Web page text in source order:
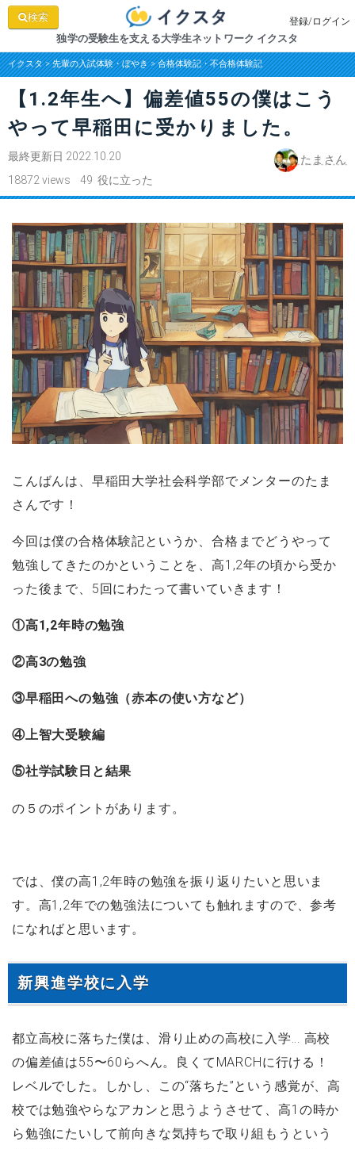
検索 登録/ログイン
独学の受験生を支える大学生ネットワーク イクスタ
イクスタ>先輩の入試体験・ぼやき>合格体験記・不合格体験記
【1.2年生へ】偏差値55の僕はこう
やって早稲田に受かりました。
最終更新日 2022.10.20
たまさん
18872 views 49 役に立った
こんばんは、早稲田大学社会科学部でメンターのたま
さんです！
今回は僕の合格体験記というか、合格までどうやって
勉強してきたのかということを、高1,2年の頃から受か
った後まで、5回にわたって書いていきます！
①高1,2年時の勉強
②高3の勉強
③早稲田への勉強（赤本の使い方など）
④上智大受験編
⑤社学試験日と結果
の５のポイントがあります。
では、僕の高1,2年時の勉強を振り返りたいと思いま
す。高1,2年での勉強法についても触れますので、参考
になればと思います。
新興進学校に入学
都立高校に落ちた僕は、滑り止めの高校に入学… 高校
の偏差値は55〜60らへん。良くてMARCHに行ける！
レベルでした。しかし、この“落ちた”という感覚が、高
校では勉強やらなアカンと思うようさせて、高1の時か
ら勉強にたいして前向きな気持ちで取り組もうという